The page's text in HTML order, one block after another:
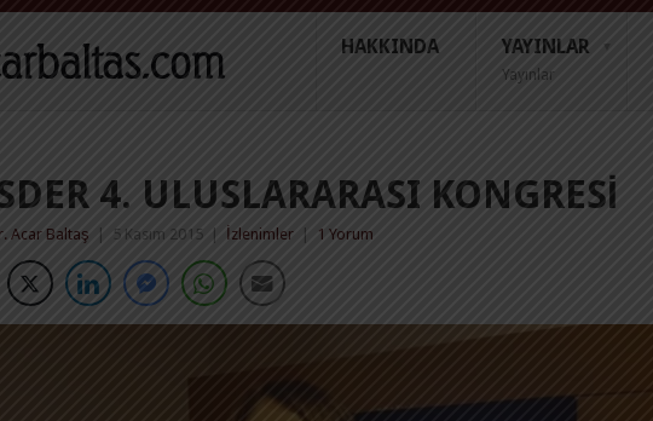
HAKKINDA YAYINLAR
Yayınlar
4. ULUSLARARASI KONGRESI
Acar Baltaş 5 Kasım 2015 İzlenimler 1 Yorum